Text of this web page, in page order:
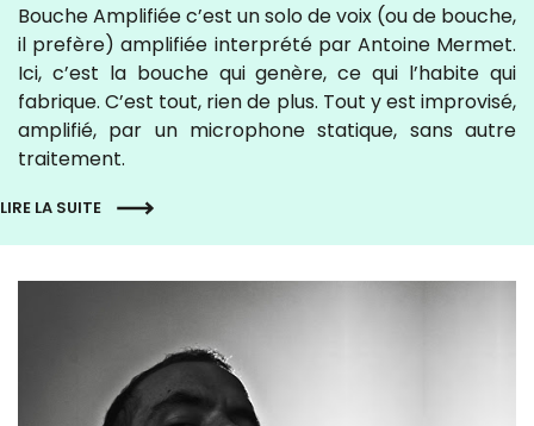
Bouche Amplifiée c’est un solo de voix (ou de bouche,
il prefère) amplifiée interprété par Antoine Mermet.
Ici, c’est la bouche qui genère, ce qui l’habite qui
fabrique. C’est tout, rien de plus. Tout y est improvisé,
amplifié, par un microphone statique, sans autre
traitement.
LIRE LA SUITE